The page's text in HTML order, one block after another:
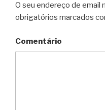
O seu endereço de email
obrigatórios marcados
Comentário